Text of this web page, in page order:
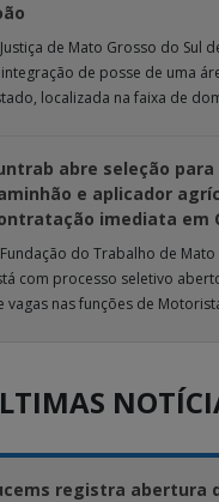
de Mato Grosso do Sul
de posse de uma
localizada na faixa de
abre seleção
e aplicador
imediata em
do Trabalho de
com processo seletivo
vagas nas funções de
registra abertura